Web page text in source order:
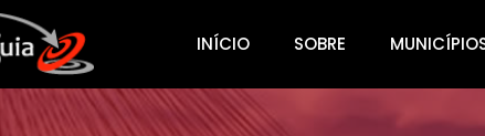
INÍCIO SOBRE